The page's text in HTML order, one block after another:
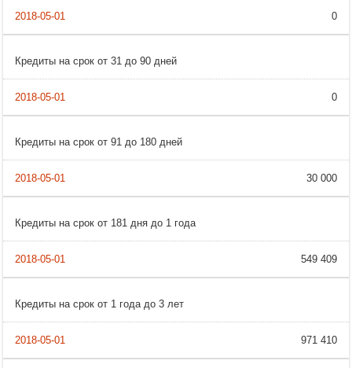
0
Кредиты на срок от 31 до 90 дней
0
Кредиты на срок от 91 до 180 дней
30 000
Кредиты на срок от 181 дня до 1 года
549 409
Кредиты на срок от 1 года до 3 лет
971 410